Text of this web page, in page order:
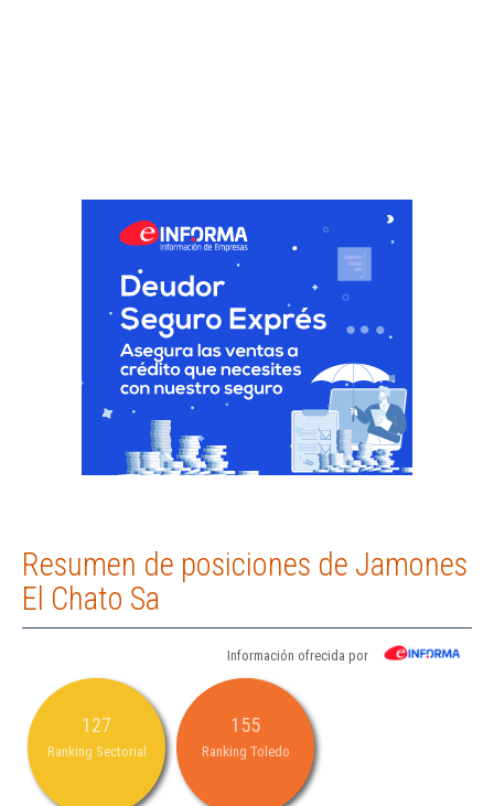
Resumen de posiciones de Jamones
El Chato Sa
Información ofrecida por
127
Ranking Sectorial
155
Ranking Toledo